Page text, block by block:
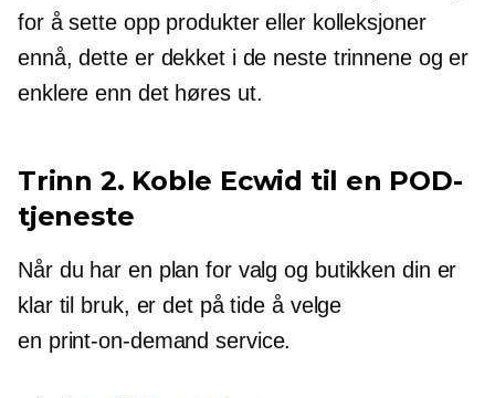
for å sette opp produkter eller kolleksjoner
ennå, dette er dekket i de neste trinnene og er
enklere enn det høres ut.
Trinn 2. Koble Ecwid til en POD-
tjeneste
Når du har en plan for valg og butikken din er
klar til bruk, er det på tide å velge
en print-on-demand service.